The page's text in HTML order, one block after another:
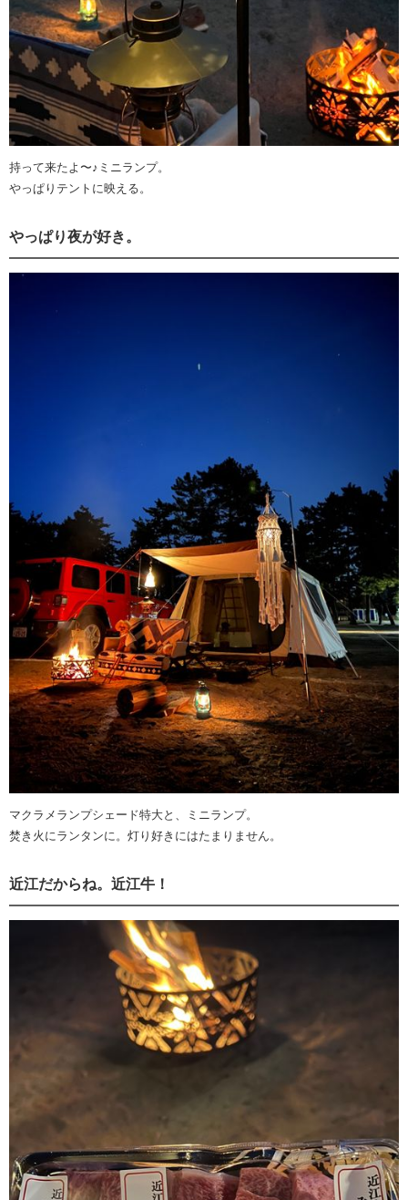
持って来たよ〜♪ミニランプ。
やっぱりテントに映える。
やっぱり夜が好き。
マクラメランプシェード特大と、ミニランプ。
焚き火にランタンに。灯り好きにはたまりません。
近江だからね。近江牛！